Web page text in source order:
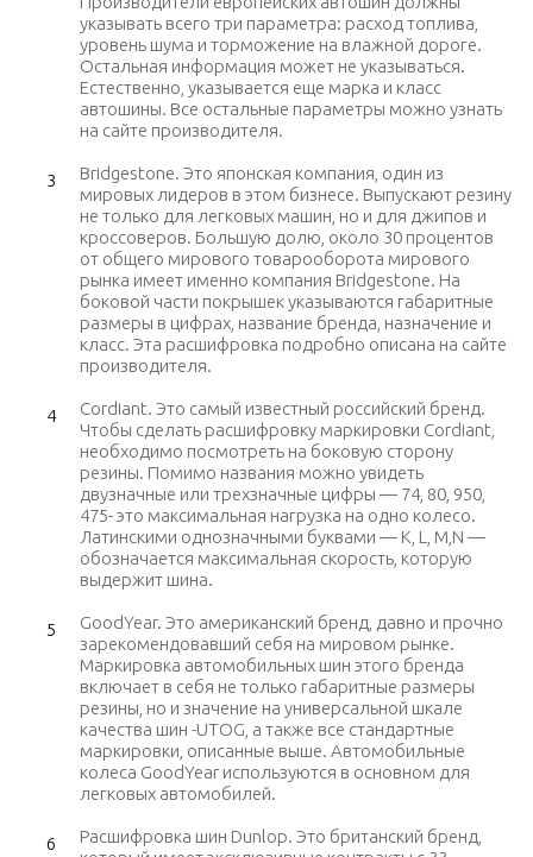
указывать всего три параметра: расход топлива,
уровень шума и торможение на влажной дороге.
Остальная информация может не указываться.
Естественно, указывается еще марка и класс
автошины. Все остальные параметры можно узнать
на сайте производителя.
Bridgestone. Это японская компания, один из
мировых лидеров в этом бизнесе. Выпускают резину
не только для легковых машин, но и для джипов и
кроссоверов. Большую долю, около 30 процентов
от общего мирового товарооборота мирового
рынка имеет именно компания Bridgestone. На
боковой части покрышек указываются габаритные
размеры в цифрах, название бренда, назначение и
класс. Эта расшифровка подробно описана на сайте
производителя.
Cordiant. Это самый известный российский бренд.
Чтобы сделать расшифровку маркировки Cordiant,
необходимо посмотреть на боковую сторону
резины. Помимо названия можно увидеть
двузначные или трехзначные цифры — 74, 80, 950,
475- это максимальная нагрузка на одно колесо.
Латинскими однозначными буквами — K, L, M,N —
обозначается максимальная скорость, которую
выдержит шина.
GoodYear. Это американский бренд, давно и прочно
зарекомендовавший себя на мировом рынке.
Маркировка автомобильных шин этого бренда
включает в себя не только габаритные размеры
резины, но и значение на универсальной шкале
качества шин -UTOG, а также все стандартные
маркировки, описанные выше. Автомобильные
колеса GoodYear используются в основном для
легковых автомобилей.
Расшифровка шин Dunlop. Это британский бренд,